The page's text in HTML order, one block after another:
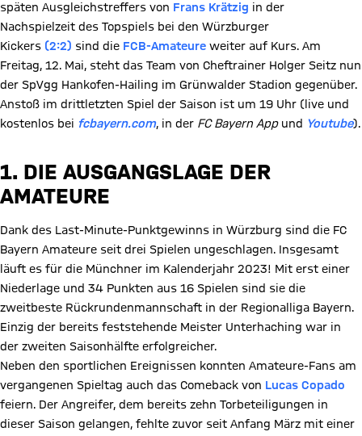
späten Ausgleichstreffers von Frans Krätzig in der
Nachspielzeit des Topspiels bei den Würzburger
Kickers (2:2) sind die FCB-Amateure weiter auf Kurs. Am
Freitag, 12. Mai, steht das Team von Cheftrainer Holger Seitz nun
der SpVgg Hankofen-Hailing im Grünwalder Stadion gegenüber.
Anstoß im drittletzten Spiel der Saison ist um 19 Uhr (live und
kostenlos bei fcbayern.com, in der FC Bayern Appund Youtube).
1. DIE AUSGANGSLAGE DER
AMATEURE
Dank des Last-Minute-Punktgewinns in Würzburg sind die FC
Bayern Amateure seit drei Spielen ungeschlagen. Insgesamt
läuft es für die Münchner im Kalenderjahr 2023! Mit erst einer
Niederlage und 34 Punkten aus 16 Spielen sind sie die
zweitbeste Rückrundenmannschaft in der Regionalliga Bayern.
Einzig der bereits feststehende Meister Unterhaching war in
der zweiten Saisonhälfte erfolgreicher.
Neben den sportlichen Ereignissen konnten Amateure-Fans am
vergangenen Spieltag auch das Comeback von Lucas Copado
feiern. Der Angreifer, dem bereits zehn Torbeteiligungen in
dieser Saison gelangen, fehlte zuvor seit Anfang März mit einer